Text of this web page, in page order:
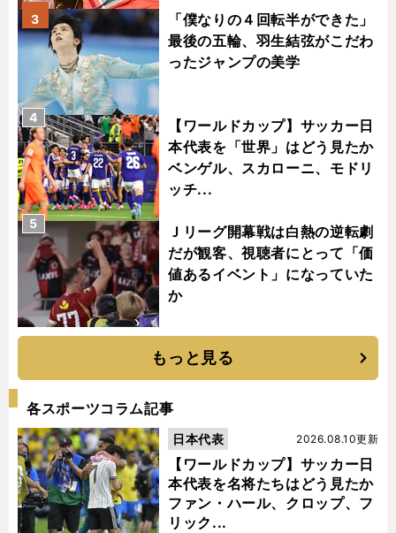
「僕なりの４回転半ができた」
最後の五輪、羽生結弦がこだわ
ったジャンプの美学
3
【ワールドカップ】サッカー日
本代表を「世界」はどう見たか
ベンゲル、スカローニ、モドリ
ッチ...
4
Ｊリーグ開幕戦は白熱の逆転劇
だが観客、視聴者にとって「価
値あるイベント」になっていた
か
5
もっと見る
各スポーツコラム記事
【ワールドカップ】サッカー日
本代表を名将たちはどう見たか
ファン・ハール、クロップ、フ
リック...
2026.08.10更新
日本代表